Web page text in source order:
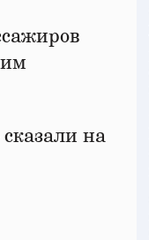
на